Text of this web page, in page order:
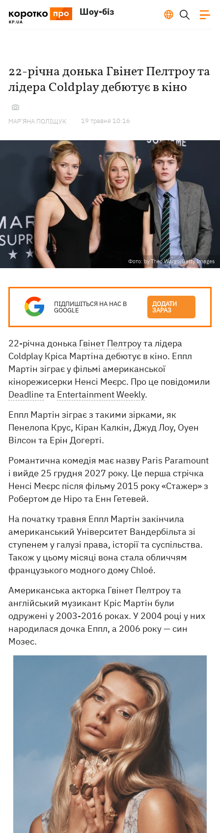
Шоу-біз
22-річна донька Гвінет Пелтроу та
лідера Coldplay дебютує в кіно
МАР'ЯНА ПОЛІЩУК 19 травня 10:16
Фото: by Theo Wargo/Getty Images
ПІДПИШІТЬСЯ НА НАС В
GOOGLE
ДОДАТИ
ЗАРАЗ
22-річна донька Гвінет Пелтроута лідера
Coldplay Кріса Мартіна дебютує в кіно. Еппл
Мартін зіграє у фільмі американської
кінорежисерки Ненсі Меєрс. Про це повідомили
Deadline та Entertainment Weekly.
Еппл Мартін зіграє з такими зірками, як
Пенелопа Крус, Кіран Калкін, Джуд Лоу, Оуен
Вілсон та Ерін Догерті.
Романтична комедія має назву Paris Paramount
і вийде 25 грудня 2027 року. Це перша стрічка
Ненсі Меєрс після фільму 2015 року «Стажер» з
Робертом де Ніро та Енн Гетевей.
На початку травня Еппл Мартін закінчила
американський Університет Вандербільта зі
ступенем у галузі права, історії та суспільства.
Також у цьому місяці вона стала обличчям
французького модного дому Chloé.
Американська акторка Гвінет Пелтроу та
англійський музикант Кріс Мартін були
одружені у 2003-2016 роках. У 2004 році у них
народилася дочка Еппл, а 2006 року — син
Мозес.